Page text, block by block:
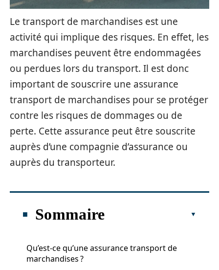
Le transport de marchandises est une
activité qui implique des risques. En effet, les
marchandises peuvent être endommagées
ou perdues lors du transport. Il est donc
important de souscrire une assurance
transport de marchandises pour se protéger
contre les risques de dommages ou de
perte. Cette assurance peut être souscrite
auprès d’une compagnie d’assurance ou
auprès du transporteur.
Sommaire
Qu’est-ce qu’une assurance transport de
marchandises ?